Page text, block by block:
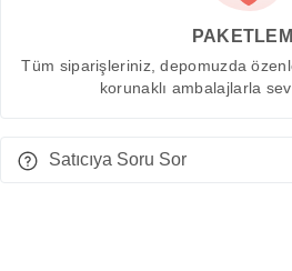
Tüm siparişleriniz, depomuzda
korunaklı ambalajlarla
Satıcıya Soru Sor